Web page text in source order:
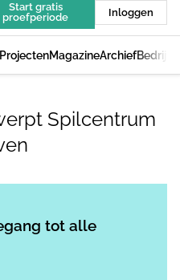
Start gratis
proefperiode
Inloggen
ProjectenMagazineArchief
Spilcentrum
tot alle